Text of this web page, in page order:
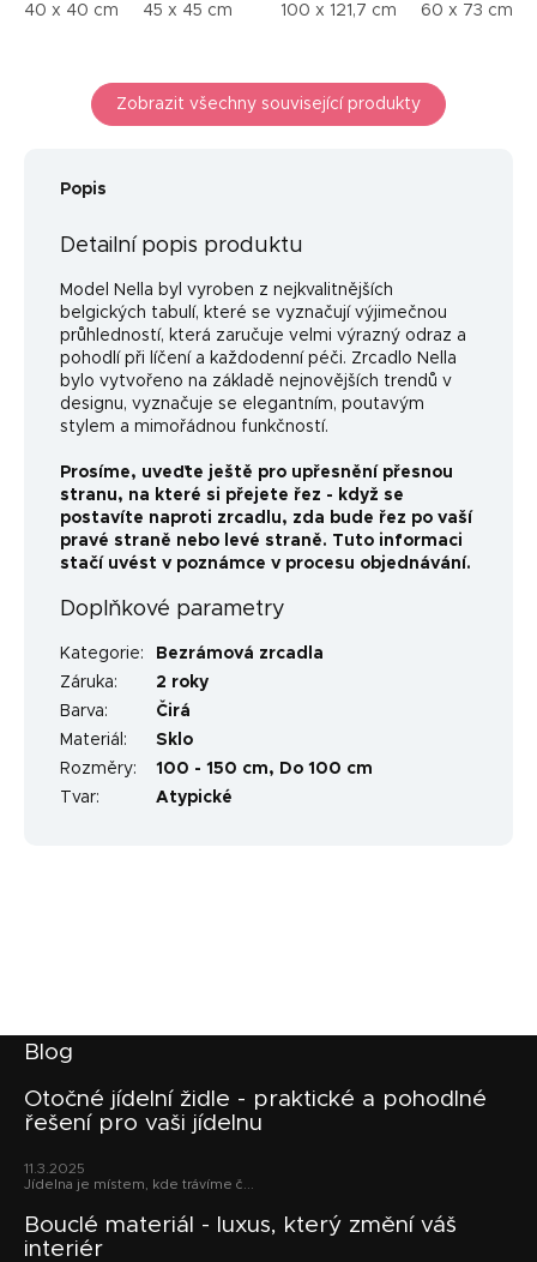
40 x 40 cm 45 x 45 cm 50 x 50 cm 55 x 55 cm 70 x
100 x 121,7 cm 60 x 73 cm
Zobrazit všechny související produkty
Popis
Detailní popis produktu
Model Nella byl vyroben z nejkvalitnějších
belgických tabulí, které se vyznačují výjimečnou
průhledností, která zaručuje velmi výrazný odraz a
pohodlí při líčení a každodenní péči. Zrcadlo Nella
bylo vytvořeno na základě nejnovějších trendů v
designu, vyznačuje se elegantním, poutavým
stylem a mimořádnou funkčností.
Prosíme, uveďte ještě pro upřesnění přesnou
stranu, na které si přejete řez - když se
postavíte naproti zrcadlu, zda bude řez po vaší
pravé straně nebo levé straně. Tuto informaci
stačí uvést v poznámce v procesu objednávání.
Doplňkové parametry
Kategorie:
Bezrámová zrcadla
Záruka:
2 roky
Barva:
Čirá
Materiál :
Sklo
Rozměry:
100 - 150 cm, Do 100 cm
Tvar: Atypické
Blog
Otočné jídelní židle - praktické a pohodlné
řešení pro vaši jídelnu
11.3.2025
Jídelna je místem, kde trávíme č...
Bouclé materiál - luxus, který změní váš
interiér